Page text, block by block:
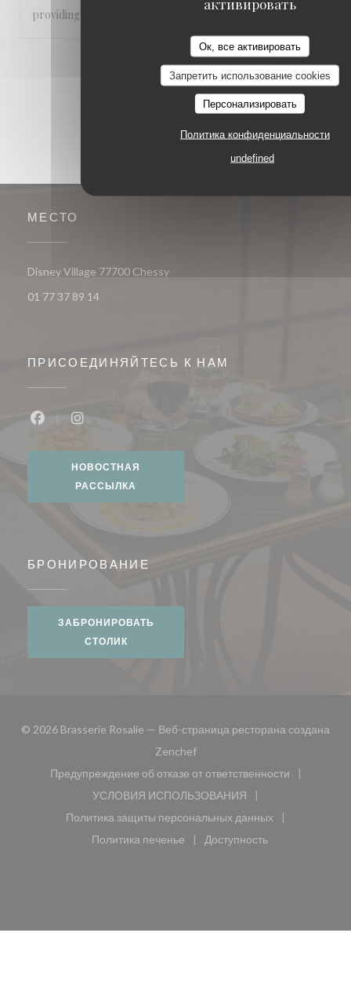
Ок, все активировать
Запретить использование cookies
Персонализировать
Политика конфиденциальности
undefined
providing a great service throughout
2 3
МЕСТО
Disney Village 77700 Chessy((открывается в новом окне))
01 77 37 89 14
ПРИСОЕДИНЯЙТЕСЬ К НАМ
НОВОСТНАЯ
РАССЫЛКА
БРОНИРОВАНИЕ
ЗАБРОНИРОВАТЬ
СТОЛИК
© 2026 Brasserie Rosalie — Веб-страница ресторана создана
Zenchef((открывается в новом окне))
Предупреждение об отказе от ответственности
((открывается в новом окне))
УСЛОВИЯ ИСПОЛЬЗОВАНИЯ
((открывается в новом окне))
Политика защиты персональных данных
((открывается в новом окне))
Политика печенье
((открывается в новом окне))
Доступность